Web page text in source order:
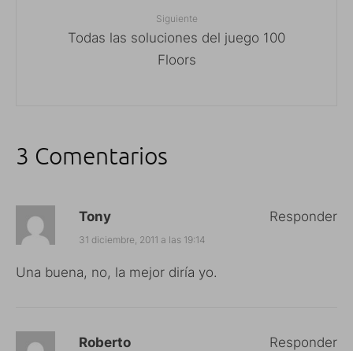
Siguiente
Todas las soluciones del juego 100
Floors
3 Comentarios
Tony
31 diciembre, 2011 a las 19:14
Una buena, no, la mejor diría yo.
Responder
Roberto Responder